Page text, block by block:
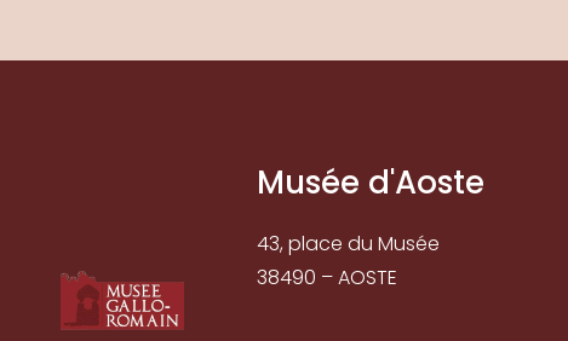
Musée d'Aoste
43, place du Musée
38490 – AOSTE